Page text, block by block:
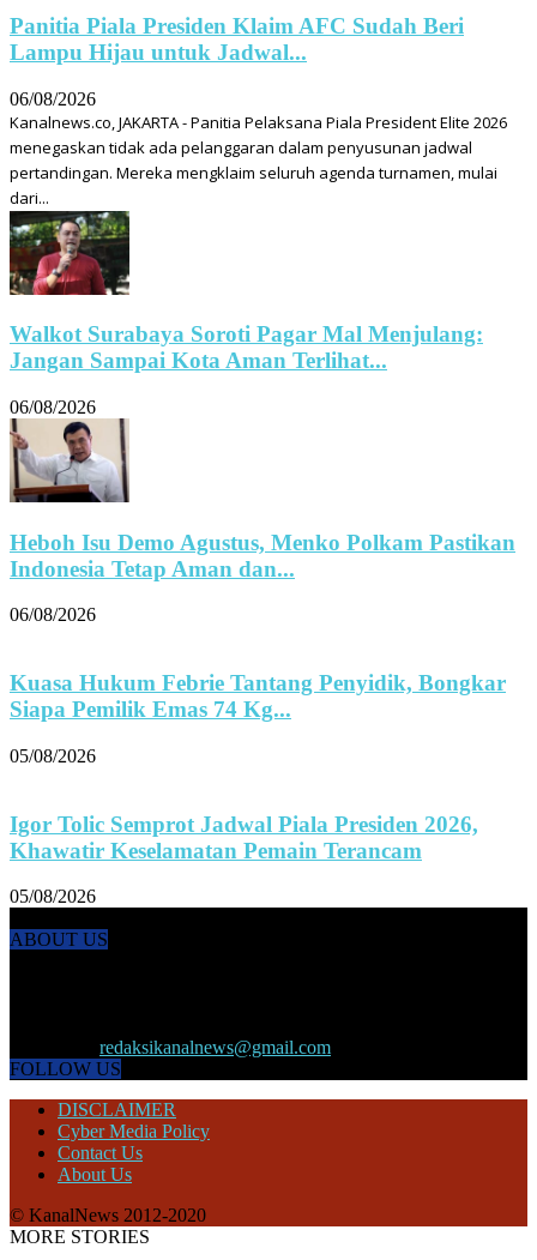
Panitia Piala Presiden Klaim AFC Sudah Beri
Lampu Hijau untuk Jadwal...
06/08/2026
Kanalnews.co, JAKARTA - Panitia Pelaksana Piala President Elite 2026
menegaskan tidak ada pelanggaran dalam penyusunan jadwal
pertandingan. Mereka mengklaim seluruh agenda turnamen, mulai
dari...
Walkot Surabaya Soroti Pagar Mal Menjulang:
Jangan Sampai Kota Aman Terlihat...
06/08/2026
Heboh Isu Demo Agustus, Menko Polkam Pastikan
Indonesia Tetap Aman dan...
06/08/2026
Kuasa Hukum Febrie Tantang Penyidik, Bongkar
Siapa Pemilik Emas 74 Kg...
05/08/2026
Igor Tolic Semprot Jadwal Piala Presiden 2026,
Khawatir Keselamatan Pemain Terancam
05/08/2026
ABOUT US
redaksikanalnews@gmail.com
FOLLOW US
DISCLAIMER
Cyber Media Policy
Contact Us
About Us
© KanalNews 2012-2020
MORE STORIES